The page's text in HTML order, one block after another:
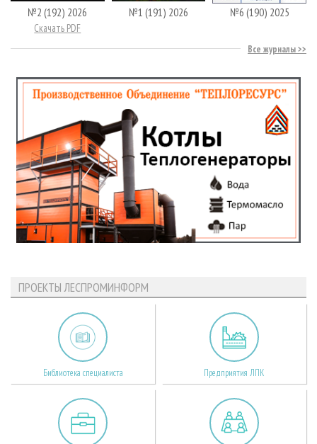
№2 (192) 2026
Скачать PDF
№1 (191) 2026 №6 (190) 2025
Все журналы
ПРОЕКТЫ ЛЕСПРОМИНФОРМ
Библиотека специалиста Предприятия ЛПК